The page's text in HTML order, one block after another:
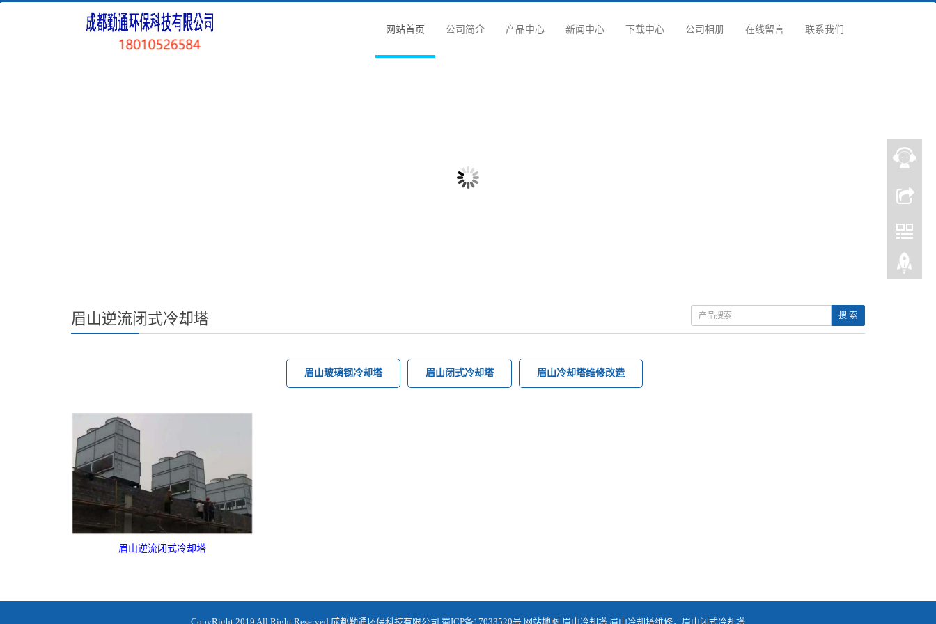
网站首页 公司简介 产品中心 新闻中心 下载中心 公司相册 在线留言 联系我们
眉山逆流闭式冷却塔 搜 索
眉山玻璃钢冷却塔 眉山闭式冷却塔 眉山冷却塔维修改造
眉山逆流闭式冷却塔
CopyRight 2019 All Right Reserved 成都勤通环保科技有限公司 蜀ICP备17033520号 网站地图 眉山冷却塔 眉山冷却塔维修， 眉山闭式冷却塔